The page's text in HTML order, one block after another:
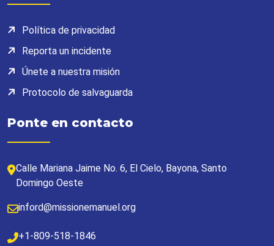
Política de privacidad
Reporta un incidente
Únete a nuestra misión
Protocolo de salvaguarda
Ponte en contacto
Calle Mariana Jaime No. 6, El Cielo, Bayona, Santo
Domingo Oeste
inford@missionemanuel.org
+1-809-518-1846